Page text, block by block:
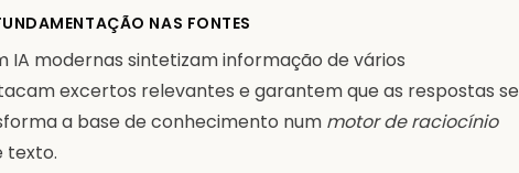
NAS FONTES
IA modernas sintetizam informação de vários
excertos relevantes e garantem que as respostas se
a base de conhecimento num motor de raciocínio
texto.